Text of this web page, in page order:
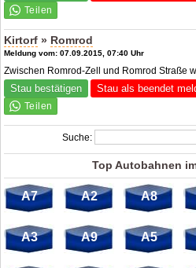
Kirtorf » Romrod
Meldung vom: 07.09.2015, 07:40 Uhr
Zwischen Romrod-Zell und Romrod Straße
Stau bestätigen Stau als beendet
Suche:
Top Autobahnen
A7 A2 A8
A3 A9 A5